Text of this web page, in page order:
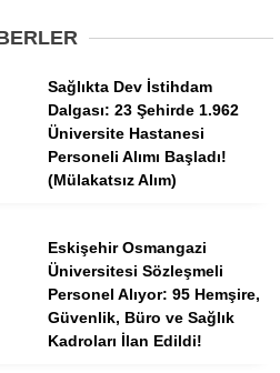
Tercih Robotu
Tercih Robotu
Sağlıkta Dev İstihdam
Dalgası: 23 Şehirde 1.962
Üniversite Hastanesi
Personeli Alımı Başladı!
(Mülakatsız Alım)
Eskişehir Osmangazi
Üniversitesi Sözleşmeli
Personel Alıyor: 95 Hemşire,
Güvenlik, Büro ve Sağlık
Kadroları İlan Edildi!